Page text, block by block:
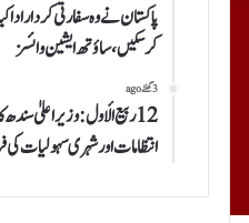
پاکستان نے وہ سفارتی کردار ادا
کرسکیں،ساؤتھ ایشین وائسز
3 گھنٹے ago
12 ربیع الأول : وزیراعلیٰ
انتظامات اور شہری سہولیات کی